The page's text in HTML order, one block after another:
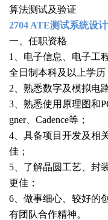
算法测试及验证
2704 ATE测试系统设
一、任职资格
1、电子信息、电子工
全日制本科及以上学历
2、熟悉数字及模拟电
3、熟悉使用原理图和
gner、Cadence等；
4、具备项目开发及相
佳；
5、了解晶圆工艺、封
更佳；
6、做事细心、较好的
有团队合作精神。